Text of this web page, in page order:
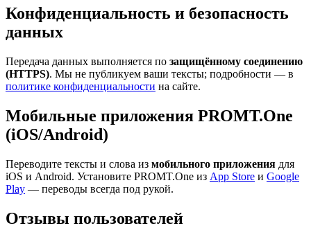
Конфиденциальность и безопасность
данных
Передача данных выполняется по защищённому соединению
(HTTPS). Мы не публикуем ваши тексты; подробности — в
политике конфиденциальности на сайте.
Мобильные приложения PROMT.One
(iOS/Android)
Переводите тексты и слова из мобильного приложения для
iOS и Android. Установите PROMT.One из App Store и Google
Play — переводы всегда под рукой.
Отзывы пользователей